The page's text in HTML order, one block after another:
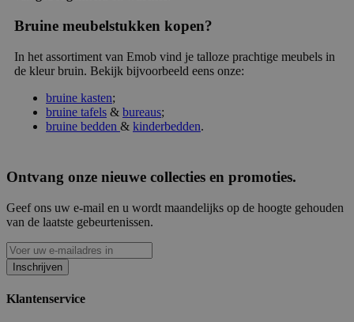
Bruine meubelstukken kopen?
In het assortiment van Emob vind je talloze prachtige meubels in
de kleur bruin. Bekijk bijvoorbeeld eens onze:
bruine kasten;
bruine tafels & bureaus;
bruine bedden & kinderbedden.
Ontvang onze nieuwe collecties en promoties.
Geef ons uw e-mail en u wordt maandelijks op de hoogte gehouden
van de laatste gebeurtenissen.
Inschrijven
Klantenservice